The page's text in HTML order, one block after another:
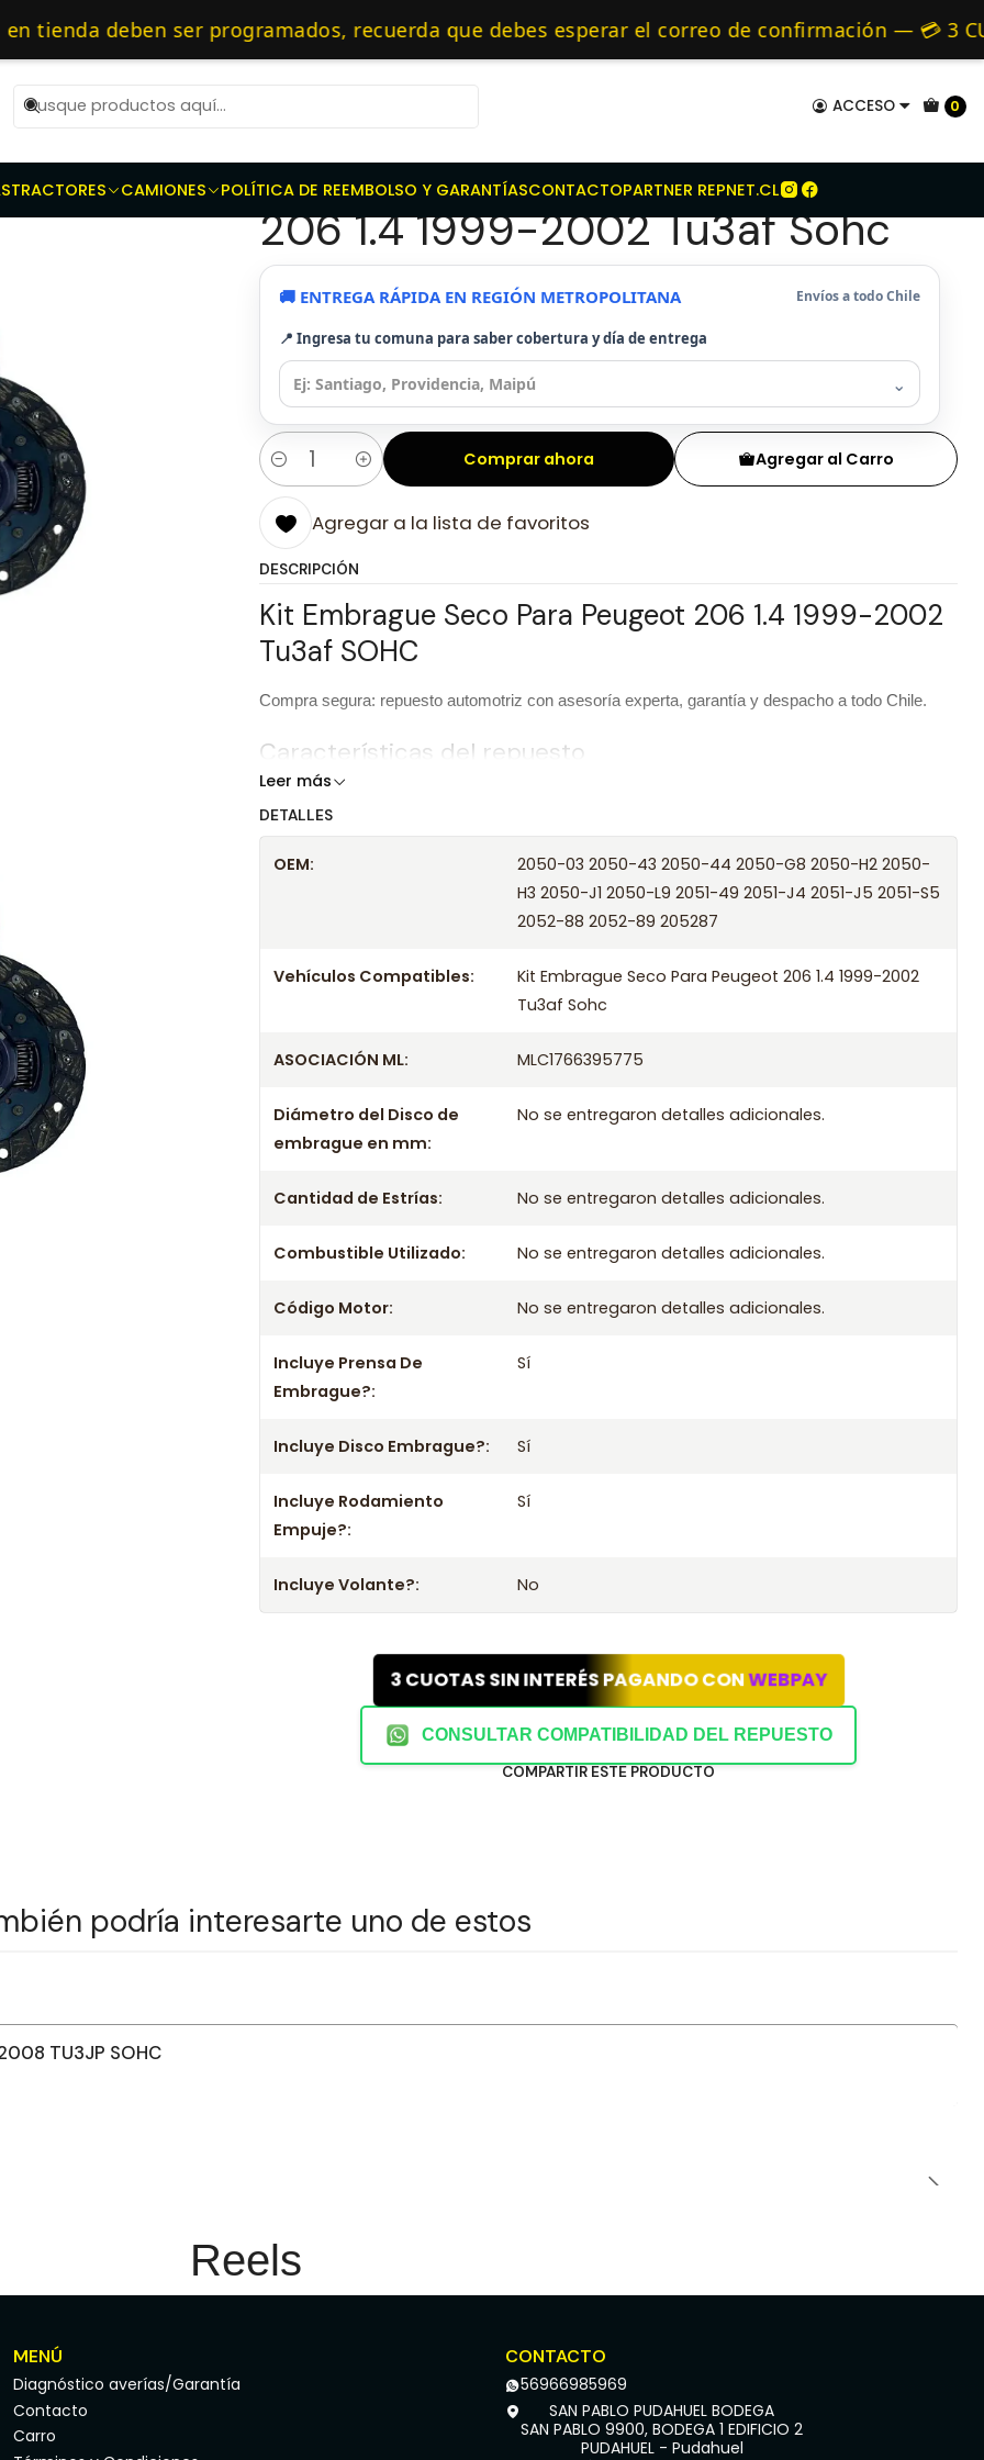
ACCESO 0
ser programados, recuerda que debes esperar el correo de confirmación — 💳 3
TRACTORES CAMIONES POLÍTICA DE REEMBOLSO Y GARANTÍASCONTACTOPARTNER REPNET.CL
10 AM de Lunes a Viernes y entregaremos al transporte en un máximo de 24 hrs hábiles.
Repuestos de transmisión Kit de Embragues Kit Embrague Seco Para Peugeot 206 1.4 1999-2002 Tu3af Sohc
Kit Embrague Seco Para Peugeot
206 1.4 1999-2002 Tu3af Sohc
🚚 ENTREGA RÁPIDA EN REGIÓN METROPOLITANA Envíos a todo Chile
📍 Ingresa tu comuna para saber cobertura y día de entrega
⌄
Cantidad
Agregar al Carro
Comprar ahora
Agregar a la lista de favoritos
DESCRIPCIÓN
Kit Embrague Seco Para Peugeot 206 1.4 1999-2002
Tu3af SOHC
Compra segura: repuesto automotriz con asesoría experta, garantía y despacho a todo Chile.
Características del repuesto
Producto
/ Códigos equivalentes
Información técnica
Entrega el mismo día en comunas aplicables de Santiago si compras antes de las 10:30 de lunes
a viernes. Realizamos despachos a todo Chile.
- Disco
1999 2000 2001 2002
2050-03 2050-43 2050-44 2050-G8 2050-H2 2050-H3 2050-J1 2050-L9 2051-49 2051-J4 2051-J5
- Mejora el rendimiento y la confiabilidad con este kit.
- No olvides consultar la aplicación con tu chasis o datos del vehículo.
Leer más
DETALLES
OEM:
2050-03 2050-43 2050-44 2050-G8 2050-H2 2050-
H3 2050-J1 2050-L9 2051-49 2051-J4 2051-J5 2051-S5
2052-88 2052-89 205287
Vehículos Compatibles:
Kit Embrague Seco Para Peugeot 206 1.4 1999-2002
Tu3af Sohc
ASOCIACIÓN ML: MLC1766395775
Diámetro del Disco de
embrague en mm:
No se entregaron detalles adicionales.
Cantidad de Estrías: No se entregaron detalles adicionales.
Combustible Utilizado: No se entregaron detalles adicionales.
Código Motor: No se entregaron detalles adicionales.
Incluye Prensa De
Embrague?:
Sí
Incluye Disco Embrague?: Sí
Incluye Rodamiento
Empuje?:
Sí
Incluye Volante?: No
3 CUOTAS SIN INTERÉS PAGANDO CONWEBPAY
CONSULTAR COMPATIBILIDAD DEL REPUESTO
COMPARTIR ESTE PRODUCTO
podría interesarte uno de estos
TU3JP SOHC
Reels
MENÚ
Diagnóstico averías/Garantía
Contacto
Carro
CONTACTO
56966985969
SAN PABLO PUDAHUEL BODEGA
SAN PABLO 9900, BODEGA 1 EDIFICIO 2
PUDAHUEL - Pudahuel